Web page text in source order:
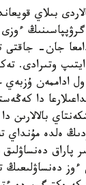
بىلاي
گرۋپپاسىنىڭ
جان- جاقتى
وتىرادى.
اداممەن ۇزبەي
دا
بالالارىن
ەلدە مۇنداي
پاراق
دەنساۋلىعىڭ